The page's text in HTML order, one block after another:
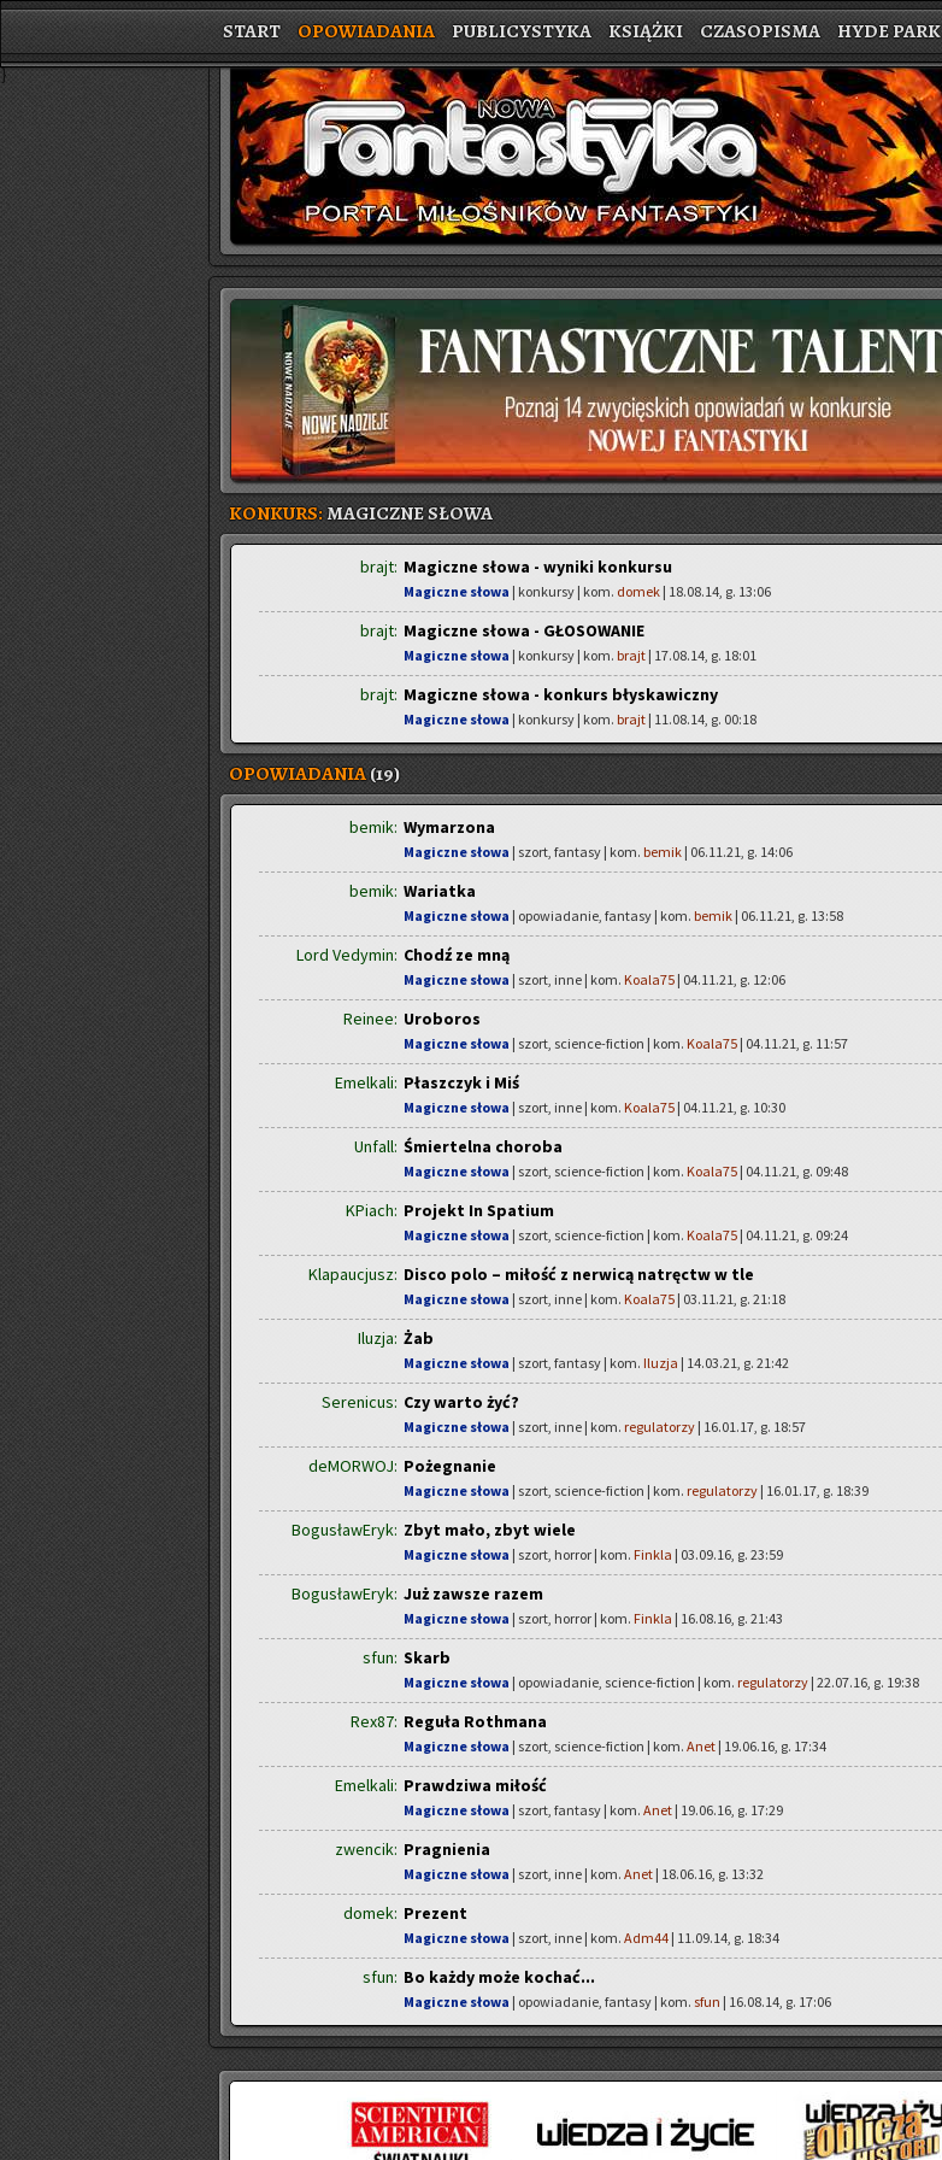
START OPOWIADANIA PUBLICYSTYKA KSIĄŻKI CZASOPISMA HYDE PARK
}
KONKURS:MAGICZNE SŁOWA
brajt: Magiczne słowa - wyniki konkursu
Magiczne słowa | konkursy | kom. domek | 18.08.14, g. 13:06
brajt: Magiczne słowa - GŁOSOWANIE
Magiczne słowa | konkursy | kom. brajt | 17.08.14, g. 18:01
brajt: Magiczne słowa - konkurs błyskawiczny
Magiczne słowa | konkursy | kom. brajt | 11.08.14, g. 00:18
OPOWIADANIA(19)
bemik: Wymarzona
Magiczne słowa | szort, fantasy | kom. bemik | 06.11.21, g. 14:06
bemik: Wariatka
Magiczne słowa | opowiadanie, fantasy | kom. bemik | 06.11.21, g. 13:58
Lord Vedymin: Chodź ze mną
Magiczne słowa | szort, inne | kom. Koala75 | 04.11.21, g. 12:06
Reinee: Uroboros
Magiczne słowa | szort, science-fiction | kom. Koala75 | 04.11.21, g. 11:57
Emelkali: Płaszczyk i Miś
Magiczne słowa | szort, inne | kom. Koala75 | 04.11.21, g. 10:30
Unfall: Śmiertelna choroba
Magiczne słowa | szort, science-fiction | kom. Koala75 | 04.11.21, g. 09:48
KPiach: Projekt In Spatium
Magiczne słowa | szort, science-fiction | kom. Koala75 | 04.11.21, g. 09:24
Klapaucjusz: Disco polo – miłość z nerwicą natręctw w tle
Magiczne słowa | szort, inne | kom. Koala75 | 03.11.21, g. 21:18
Iluzja: Żab
Magiczne słowa | szort, fantasy | kom. Iluzja | 14.03.21, g. 21:42
Serenicus: Czy warto żyć?
Magiczne słowa | szort, inne | kom. regulatorzy | 16.01.17, g. 18:57
deMORWOJ: Pożegnanie
Magiczne słowa | szort, science-fiction | kom. regulatorzy | 16.01.17, g. 18:39
BogusławEryk: Zbyt mało, zbyt wiele
Magiczne słowa | szort, horror | kom. Finkla | 03.09.16, g. 23:59
BogusławEryk: Już zawsze razem
Magiczne słowa | szort, horror | kom. Finkla | 16.08.16, g. 21:43
sfun: Skarb
Magiczne słowa | opowiadanie, science-fiction | kom. regulatorzy | 22.07.16, g. 19:38
Rex87: Reguła Rothmana
Magiczne słowa | szort, science-fiction | kom. Anet | 19.06.16, g. 17:34
Emelkali: Prawdziwa miłość
Magiczne słowa | szort, fantasy | kom. Anet | 19.06.16, g. 17:29
zwencik: Pragnienia
Magiczne słowa | szort, inne | kom. Anet | 18.06.16, g. 13:32
domek: Prezent
Magiczne słowa | szort, inne | kom. Adm44 | 11.09.14, g. 18:34
sfun: Bo każdy może kochać...
Magiczne słowa | opowiadanie, fantasy | kom. sfun | 16.08.14, g. 17:06